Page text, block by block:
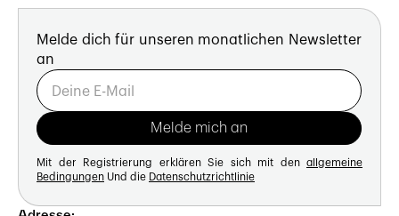
Melde dich für unseren monatlichen Newsletter
an
Mit der Registrierung erklären Sie sich mit den allgemeine
Bedingungen Und die Datenschutzrichtlinie